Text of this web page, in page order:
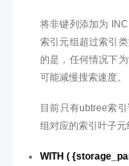
将非键列添加为
索引元组超过索引
的是，任何情况下
可能减慢搜索速度。
目前只有ubtree索
组对应的索引叶子元
WITH (